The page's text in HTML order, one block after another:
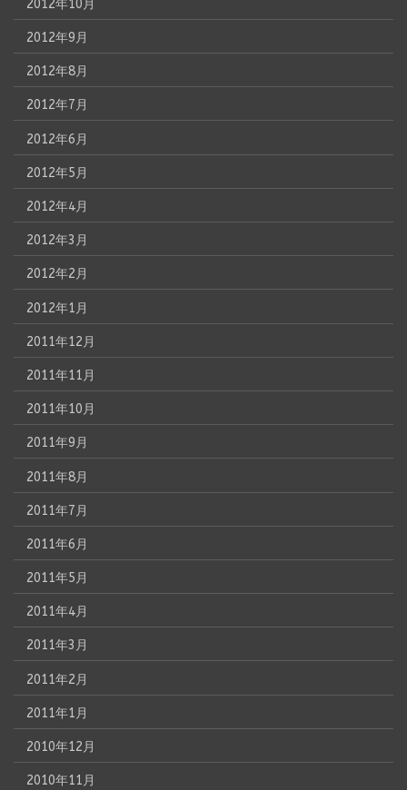
2012年10月
2012年9月
2012年8月
2012年7月
2012年6月
2012年5月
2012年4月
2012年3月
2012年2月
2012年1月
2011年12月
2011年11月
2011年10月
2011年9月
2011年8月
2011年7月
2011年6月
2011年5月
2011年4月
2011年3月
2011年2月
2011年1月
2010年12月
2010年11月